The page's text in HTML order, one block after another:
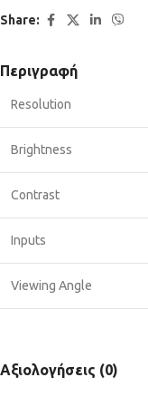
Share:
Περιγραφή
Resolution
Brightness
Contrast
Inputs
Viewing Angle
Αξιολογήσεις (0)